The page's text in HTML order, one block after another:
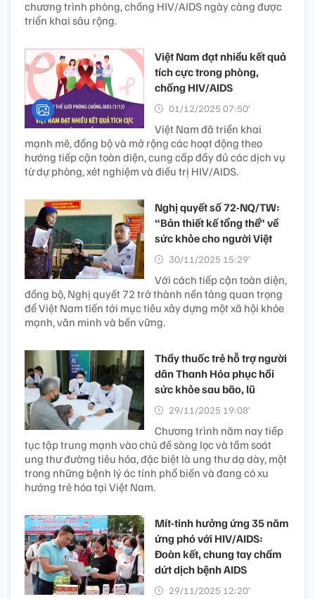
chương trình phòng, chống HIV/AIDS ngày càng được
triển khai sâu rộng.
Việt Nam đạt nhiều kết quả
tích cực trong phòng,
chống HIV/AIDS
01/12/2025 07:50’
Việt Nam đã triển khai
mạnh mẽ, đồng bộ và mở rộng các hoạt động theo
hướng tiếp cận toàn diện, cung cấp đầy đủ các dịch vụ
từ dự phòng, xét nghiệm và điều trị HIV/AIDS.
Nghị quyết số 72-NQ/TW:
“Bản thiết kế tổng thể” về
sức khỏe cho người Việt
30/11/2025 15:29’
Với cách tiếp cận toàn diện,
đồng bộ, Nghị quyết 72 trở thành nền tảng quan trọng
để Việt Nam tiến tới mục tiêu xây dựng một xã hội khỏe
mạnh, văn minh và bền vững.
Thầy thuốc trẻ hỗ trợ người
dân Thanh Hóa phục hồi
sức khỏe sau bão, lũ
29/11/2025 19:08’
Chương trình năm nay tiếp
tục tập trung mạnh vào chủ đề sàng lọc và tầm soát
ung thư đường tiêu hóa, đặc biệt là ung thư dạ dày, một
trong những bệnh lý ác tính phổ biến và đang có xu
hướng trẻ hóa tại Việt Nam.
Mít-tinh hưởng ứng 35 năm
ứng phó với HIV/AIDS:
Đoàn kết, chung tay chấm
dứt dịch bệnh AIDS
29/11/2025 12:20’